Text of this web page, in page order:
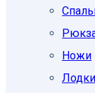
Ножи
Лодки